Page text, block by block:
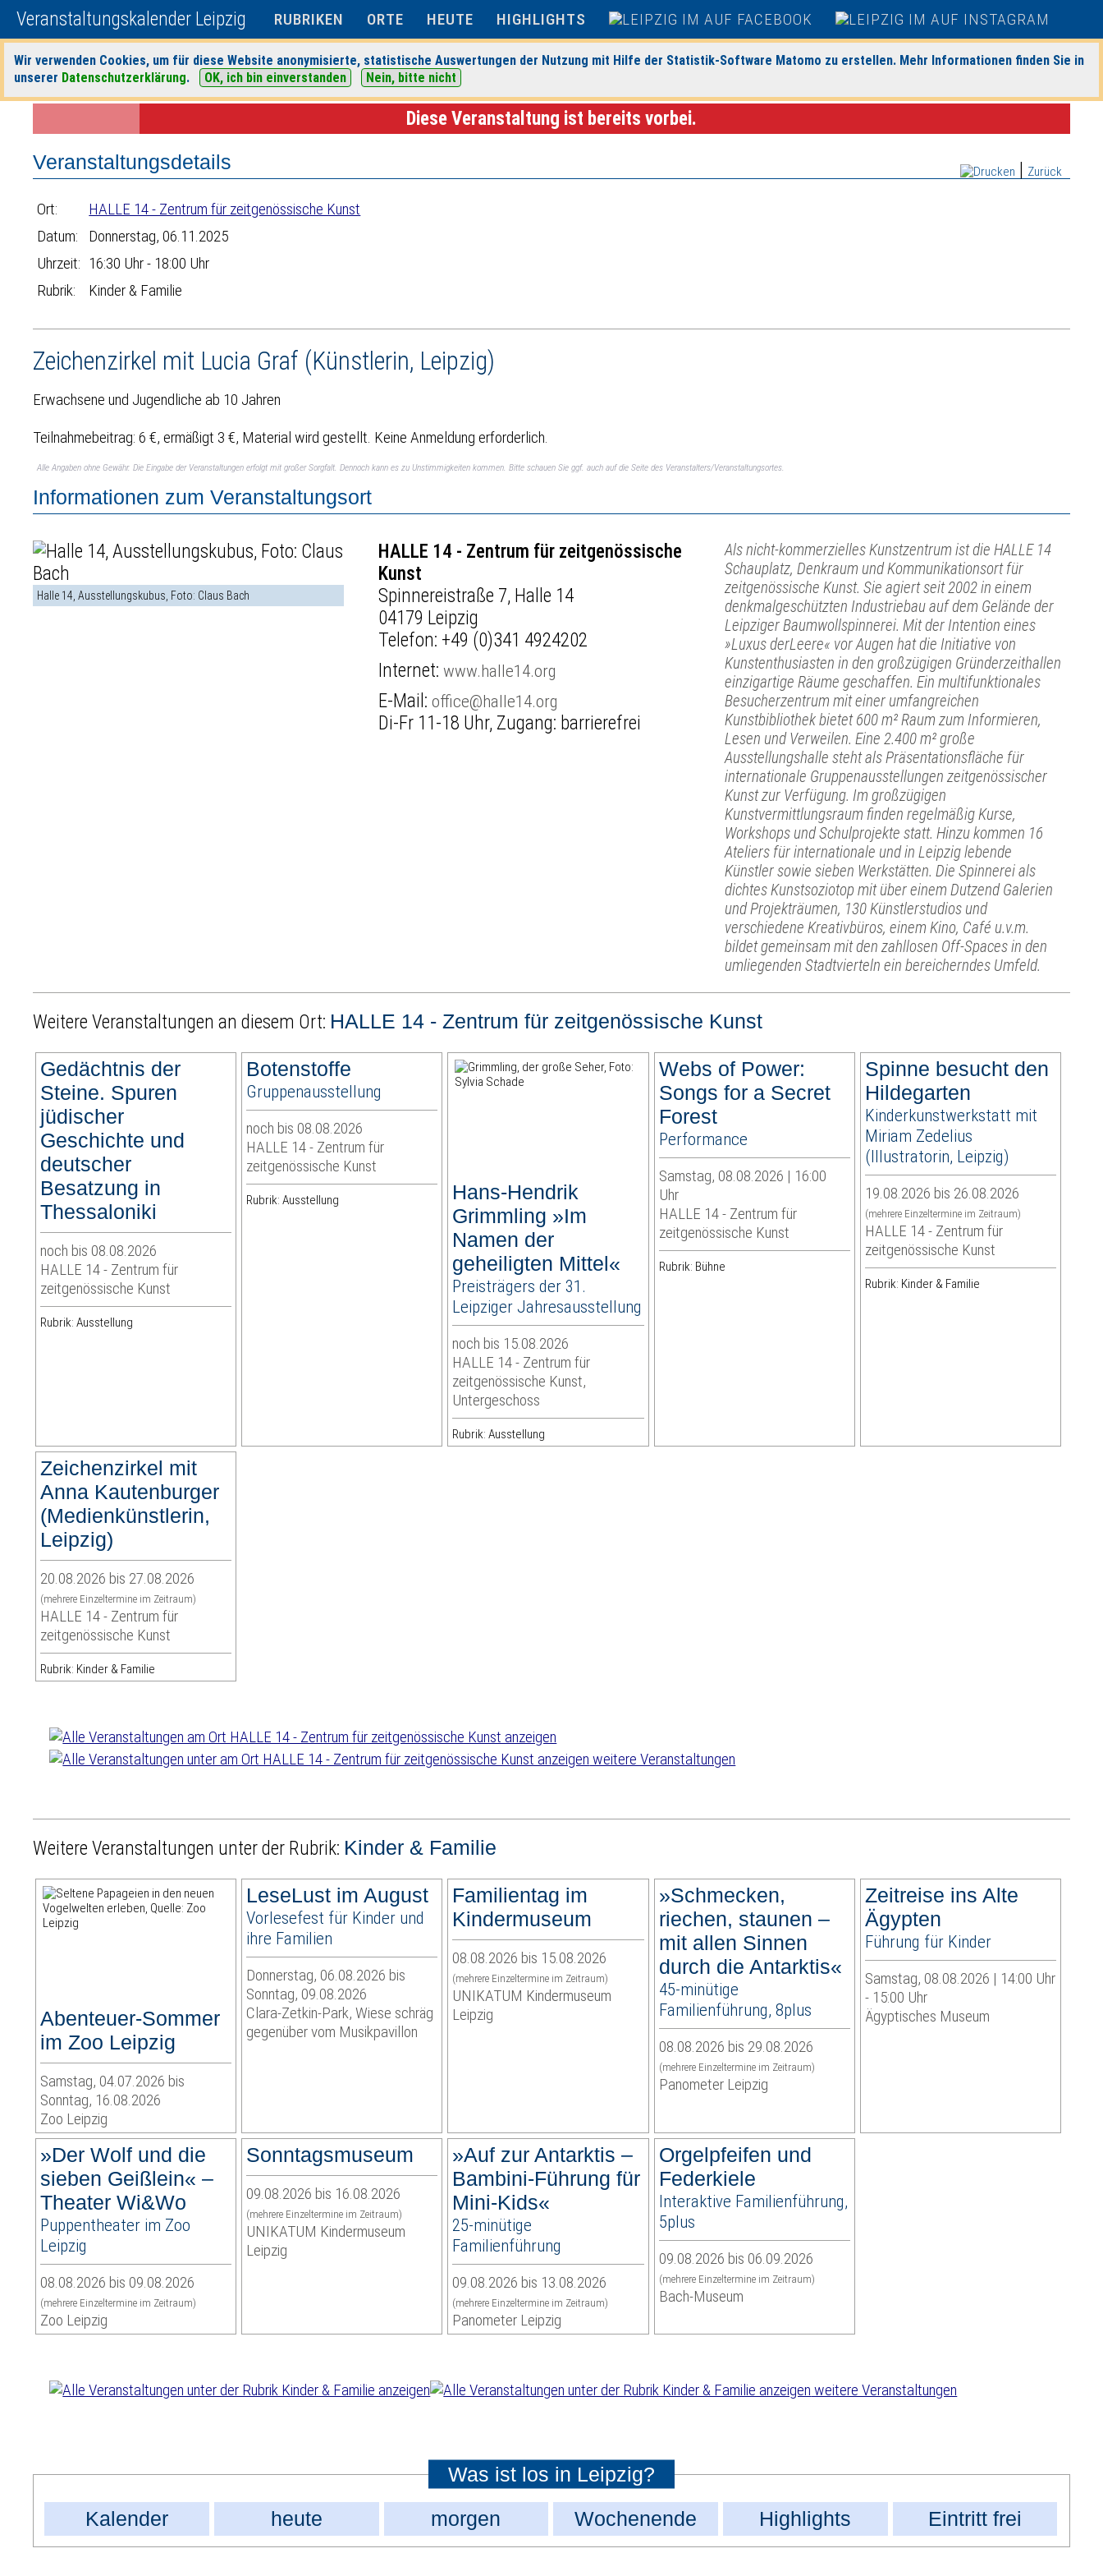
Veranstaltungskalender Leipzig RUBRIKEN ORTE HEUTE HIGHLIGHTS
Wir verwenden Cookies, um für diese Website anonymisierte, statistische Auswertungen der Nutzung mit Hilfe der Statistik-Software Matomo zu erstellen. Mehr Informationen finden Sie in
unserer Datenschutzerklärung. OK, ich bin einverstanden Nein, bitte nicht
Startseite>Veranstaltungen>Suche> Kinder & Familie>HALLE 14 - Zentrum für zeitgenössische Kunst
Diese Veranstaltung ist bereits vorbei.
Zurück
Veranstaltungsdetails
Ort:
HALLE 14 - Zentrum für zeitgenössische Kunst
Datum:
Donnerstag, 06.11.2025
Uhrzeit: 16:30 Uhr - 18:00 Uhr
Rubrik:
Kinder & Familie
Zeichenzirkel mit Lucia Graf (Künstlerin, Leipzig)
Erwachsene und Jugendliche ab 10 Jahren
Teilnahmebeitrag: 6 €, ermäßigt 3 €, Material wird gestellt. Keine Anmeldung erforderlich.
Alle Angaben ohne Gewähr. Die Eingabe der Veranstaltungen erfolgt mit großer Sorgfalt. Dennoch kann es zu Unstimmigkeiten kommen. Bitte schauen Sie ggf. auch auf die Seite des Veranstalters/Veranstaltungsortes.
Informationen zum Veranstaltungsort
Halle 14, Ausstellungskubus, Foto: Claus Bach
HALLE 14 - Zentrum für zeitgenössische
Kunst
Spinnereistraße 7, Halle 14
04179 Leipzig
Telefon: +49 (0)341 4924202
Internet:www.halle14.org
E-Mail:office@halle14.org
Di-Fr 11-18 Uhr, Zugang: barrierefrei
Als nicht-kommerzielles Kunstzentrum ist die HALLE 14
Schauplatz, Denkraum und Kommunikationsort für
zeitgenössische Kunst. Sie agiert seit 2002 in einem
denkmalgeschützten Industriebau auf dem Gelände der
Leipziger Baumwollspinnerei. Mit der Intention eines
»Luxus derLeere« vor Augen hat die Initiative von
Kunstenthusiasten in den großzügigen Gründerzeithallen
einzigartige Räume geschaffen. Ein multifunktionales
Besucherzentrum mit einer umfangreichen
Kunstbibliothek bietet 600 m² Raum zum Informieren,
Lesen und Verweilen. Eine 2.400 m² große
Ausstellungshalle steht als Präsentationsfläche für
internationale Gruppenausstellungen zeitgenössischer
Kunst zur Verfügung. Im großzügigen
Kunstvermittlungsraum finden regelmäßig Kurse,
Workshops und Schulprojekte statt. Hinzu kommen 16
Ateliers für internationale und in Leipzig lebende
Künstler sowie sieben Werkstätten. Die Spinnerei als
dichtes Kunstsoziotop mit über einem Dutzend Galerien
und Projekträumen, 130 Künstlerstudios und
verschiedene Kreativbüros, einem Kino, Café u.v.m.
bildet gemeinsam mit den zahllosen Off-Spaces in den
umliegenden Stadtvierteln ein bereicherndes Umfeld.
Weitere Veranstaltungen an diesem Ort: HALLE 14 - Zentrum für zeitgenössische Kunst
Gedächtnis der
Steine. Spuren
jüdischer
Geschichte und
deutscher
Besatzung in
Thessaloniki
noch bis 08.08.2026
HALLE 14 - Zentrum für
zeitgenössische Kunst
Rubrik: Ausstellung
Botenstoffe
Gruppenausstellung
noch bis 08.08.2026
HALLE 14 - Zentrum für
zeitgenössische Kunst
Rubrik: Ausstellung
Hans-Hendrik
Grimmling »Im
Namen der
geheiligten Mittel«
Preisträgers der 31.
Leipziger Jahresausstellung
noch bis 15.08.2026
HALLE 14 - Zentrum für
zeitgenössische Kunst,
Untergeschoss
Rubrik: Ausstellung
Webs of Power:
Songs for a Secret
Forest
Performance
Samstag, 08.08.2026 | 16:00
Uhr
HALLE 14 - Zentrum für
zeitgenössische Kunst
Rubrik: Bühne
Spinne besucht den
Hildegarten
Kinderkunstwerkstatt mit
Miriam Zedelius
(Illustratorin, Leipzig)
19.08.2026 bis 26.08.2026
(mehrere Einzeltermine im Zeitraum)
HALLE 14 - Zentrum für
zeitgenössische Kunst
Rubrik: Kinder & Familie
Zeichenzirkel mit
Anna Kautenburger
(Medienkünstlerin,
Leipzig)
20.08.2026 bis 27.08.2026
(mehrere Einzeltermine im Zeitraum)
HALLE 14 - Zentrum für
zeitgenössische Kunst
Rubrik: Kinder & Familie
weitere Veranstaltungen
Weitere Veranstaltungen unter der Rubrik: Kinder & Familie
Abenteuer-Sommer
im Zoo Leipzig
Samstag, 04.07.2026 bis
Sonntag, 16.08.2026
Zoo Leipzig
LeseLust im August
Vorlesefest für Kinder und
ihre Familien
Donnerstag, 06.08.2026 bis
Sonntag, 09.08.2026
Clara-Zetkin-Park, Wiese schräg
gegenüber vom Musikpavillon
Familientag im
Kindermuseum
08.08.2026 bis 15.08.2026
(mehrere Einzeltermine im Zeitraum)
UNIKATUM Kindermuseum
Leipzig
»Schmecken,
riechen, staunen –
mit allen Sinnen
durch die Antarktis«
45-minütige
Familienführung, 8plus
08.08.2026 bis 29.08.2026
(mehrere Einzeltermine im Zeitraum)
Panometer Leipzig
Zeitreise ins Alte
Ägypten
Führung für Kinder
Samstag, 08.08.2026 | 14:00 Uhr
- 15:00 Uhr
Ägyptisches Museum
»Der Wolf und die
sieben Geißlein« –
Theater Wi&Wo
Puppentheater im Zoo
Leipzig
08.08.2026 bis 09.08.2026
(mehrere Einzeltermine im Zeitraum)
Zoo Leipzig
Sonntagsmuseum
09.08.2026 bis 16.08.2026
(mehrere Einzeltermine im Zeitraum)
UNIKATUM Kindermuseum
Leipzig
»Auf zur Antarktis –
Bambini-Führung für
Mini-Kids«
25-minütige
Familienführung
09.08.2026 bis 13.08.2026
(mehrere Einzeltermine im Zeitraum)
Panometer Leipzig
Orgelpfeifen und
Federkiele
Interaktive Familienführung,
5plus
09.08.2026 bis 06.09.2026
(mehrere Einzeltermine im Zeitraum)
Bach-Museum
weitere Veranstaltungen
Was ist los in Leipzig?
Kalender
heute morgen Wochenende Highlights Eintritt frei